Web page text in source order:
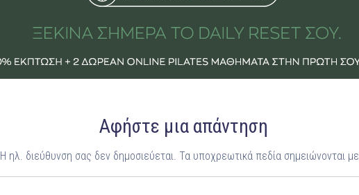
Αφήστε μια απάντηση
Η ηλ. διεύθυνση σας δεν δημοσιεύεται. Τα υποχρεωτικά πεδία σημειώνονται με